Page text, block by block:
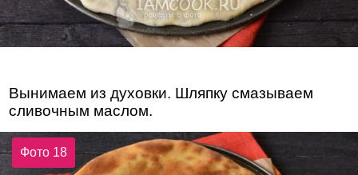
Вынимаем из духовки. Шляпку смазываем
сливочным маслом.
Фото 18